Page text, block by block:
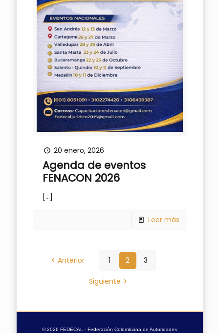
20 enero, 2026
Agenda de eventos
FENACON 2026
[…]
Leer más
Anterior 1 2 3
Siguiente
© 2026 FEDECAL - Federación Colombiana de Autoridades